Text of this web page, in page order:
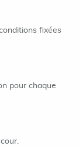
fixées
pour chaque